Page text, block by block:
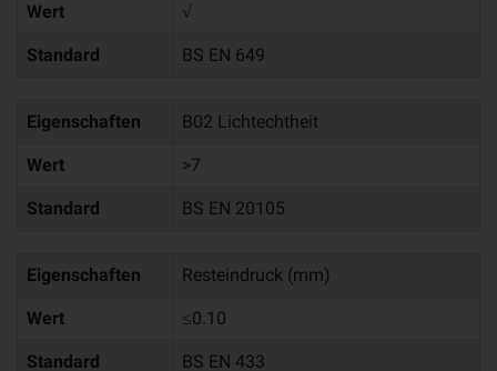
Wert √
Standard BS EN 649
Eigenschaften B02 Lichtechtheit
Wert >7
Standard BS EN 20105
Eigenschaften Resteindruck (mm)
Wert ≤0.10
Standard BS EN 433